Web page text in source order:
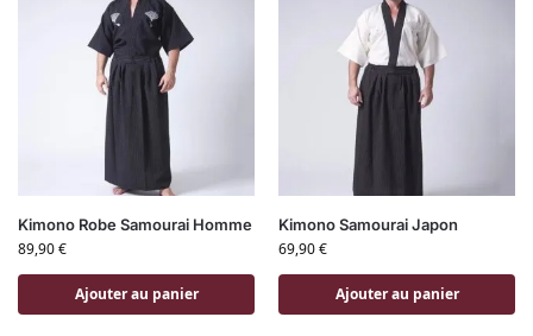
Kimono Robe Samourai Homme
89,90€
Ajouter au panier
Kimono Samourai Japon
69,90€
Ajouter au panier